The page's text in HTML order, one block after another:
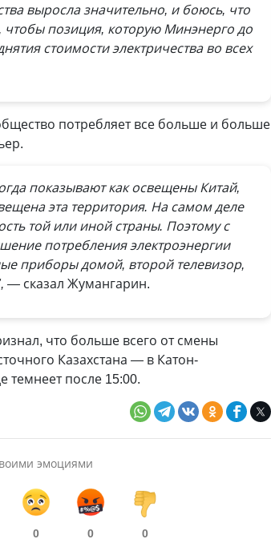
выросла значительно, и боюсь, что
позиция, которую Минэнерго до
стоимости электричества во всех
потребляет все больше и больше
показывают как освещены Китай,
эта территория. На самом деле
той или иной страны. Поэтому с
потребления электроэнергии
приборы домой, второй телевизор,
— сказал Жумангарин.
что больше всего от смены
Казахстана — в Катон-
темнеет после 15:00.
эмоциями
0 0 0